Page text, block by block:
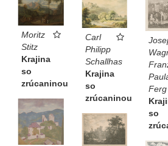
Moritz
Stitz
Krajina
so
zrúcaninou
Carl
Philipp
Schallhas
Krajina
so
zrúcaninou
Ferg
so